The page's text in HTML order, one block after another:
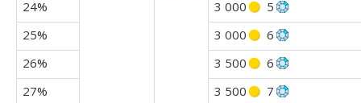
24%
3 000
5
25%
3 000
6
26%
3 500
6
27%
3 500 7